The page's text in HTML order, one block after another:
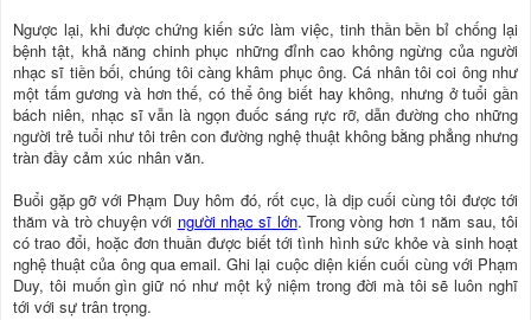
Ngược lại, khi được chứng kiến sức làm việc, tinh thần bền bỉ chống lại
bệnh tật, khả năng chinh phục những đỉnh cao không ngừng của người
nhạc sĩ tiền bối, chúng tôi càng khâm phục ông. Cá nhân tôi coi ông như
một tấm gương và hơn thế, có thể ông biết hay không, nhưng ở tuổi gần
bách niên, nhạc sĩ vẫn là ngọn đuốc sáng rực rỡ, dẫn đường cho những
người trẻ tuổi như tôi trên con đường nghệ thuật không bằng phẳng nhưng
tràn đầy cảm xúc nhân văn.
Buổi gặp gỡ với Phạm Duy hôm đó, rốt cục, là dịp cuối cùng tôi được tới
thăm và trò chuyện với người nhạc sĩ lớn. Trong vòng hơn 1 năm sau, tôi
có trao đổi, hoặc đơn thuần được biết tới tình hình sức khỏe và sinh hoạt
nghệ thuật của ông qua email. Ghi lại cuộc diện kiến cuối cùng với Phạm
Duy, tôi muốn gìn giữ nó như một kỷ niệm trong đời mà tôi sẽ luôn nghĩ
tới với sự trân trọng.